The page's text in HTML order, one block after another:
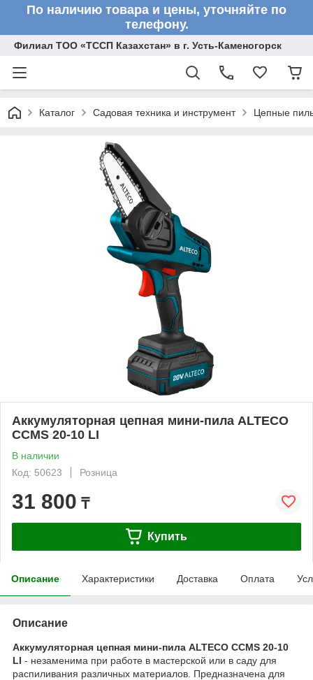
По наличию товара и цены, уточняйте по
телефону.
Филиал ТОО «ТССП Казахстан» в г. Усть-Каменогорск
Каталог Садовая техника и инструмент Цепные
Аккумуляторная цепная мини-пила ALTECO
CCMS 20-10 LI
В наличии
Код: 50623
Розница
31 800 ₸
Купить
Описание Характеристики Доставка Оплата
Описание
Аккумуляторная цепная мини-пила ALTECO CCMS 20-10
LI - незаменима при работе в мастерской или в саду для
распиливания различных материалов. Предназначена для